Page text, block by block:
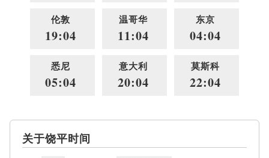
伦敦
19:04
温哥华
11:04
东京
04:04
悉尼
05:04
意大利
20:04
莫斯科
22:04
关于饶平时间